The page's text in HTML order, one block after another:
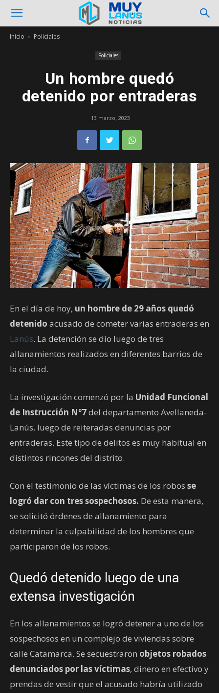
Inicio Policiales
Policiales
Un hombre quedó
detenido por entraderas
13 marzo, 2023
En el día de hoy, un hombre de 29 años quedó
detenido acusado de cometer varias entraderas en
Lanús. La detención se dio luego de tres
allanamientos realizados en diferentes barrios de
la ciudad.
La investigación comenzó por la Unidad Funcional
de Instrucción Nº7del departamento Avellaneda-
Lanús, luego de reiteradas denuncias por
entraderas. Este tipo de delitos es muy habitual en
distintos rincones del distrito.
Con el testimonio de las víctimas de los robos se
logró dar con tres sospechosos. De esta manera,
se solicitó órdenes de allanamiento para
determinar la culpabilidad de los hombres que
participaron de los robos.
Quedó detenido luego de una
extensa investigación
En los allanamientos se logró detener a uno de los
sospechosos en un complejo de viviendas sobre
calle Catamarca. Se secuestraron objetos robados
denunciados por las víctimas, dinero en efectivo y
prendas de vestir que el acusado habría utilizado